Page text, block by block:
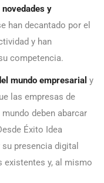
y
han decantado por el
y han
competencia.
mundo empresarial y
las empresas de
deben abarcar
Éxito Idea
presencia digital
existentes y, al mismo